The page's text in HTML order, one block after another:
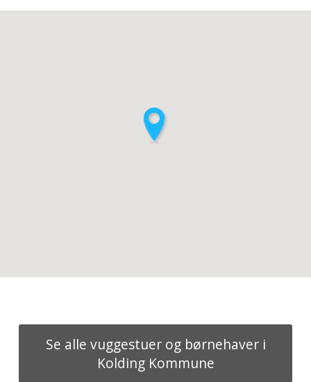
Se alle vuggestuer og børnehaver i
Kolding Kommune